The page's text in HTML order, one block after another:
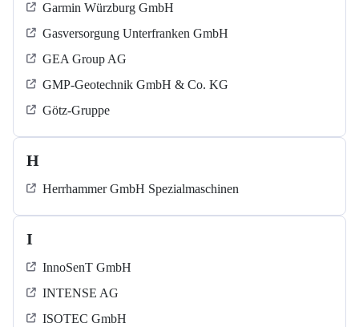
Garmin Würzburg GmbH
Gasversorgung Unterfranken GmbH
GEA Group AG
GMP-Geotechnik GmbH & Co. KG
Götz-Gruppe
H
Herrhammer GmbH Spezialmaschinen
I
InnoSenT GmbH
INTENSE AG
ISOTEC GmbH